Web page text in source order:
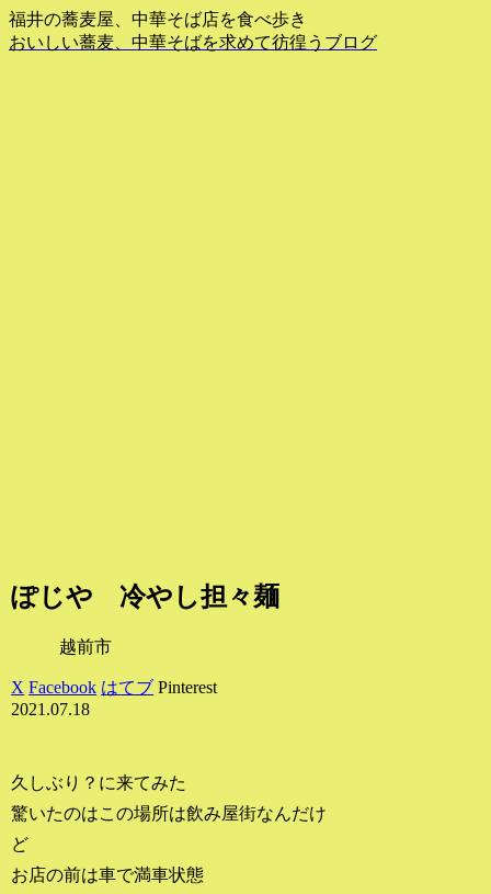
福井の蕎麦屋、中華そば店を食べ歩き
おいしい蕎麦、中華そばを求めて彷徨うブログ
ぽじや 冷やし担々麺
越前市
X Facebook はてブ Pinterest
2021.07.18
久しぶり？に来てみた
驚いたのはこの場所は飲み屋街なんだけ
ど
お店の前は車で満車状態